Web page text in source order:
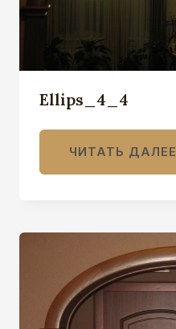
Ellips_4_4
ЧИТАТЬ ДАЛЕЕ